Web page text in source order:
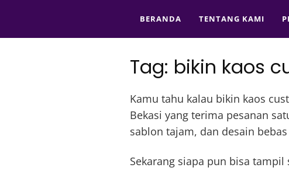
BERANDA TENTANG KAMI
Tag: bikin kaos
Kamu tahu kalau bikin kaos
Bekasi yang terima pesanan
sablon tajam, dan desain
Sekarang siapa pun bisa